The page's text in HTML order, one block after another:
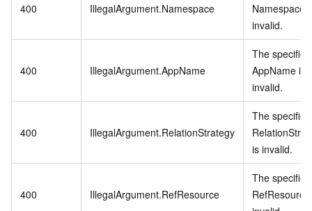
400 IllegalArgument.Namespace
Namespace
invalid.
400 IllegalArgument.AppName
The specified
AppName is
invalid.
400 IllegalArgument.RelationStrategy
The specified
is invalid.
400 IllegalArgument.RefResource
The specified